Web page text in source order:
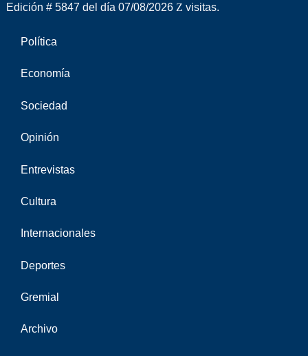
Edición # 5847 del día 07/08/2026 visitas.
Política
Economía
Sociedad
Opinión
Entrevistas
Cultura
Internacionales
Deportes
Gremial
Archivo